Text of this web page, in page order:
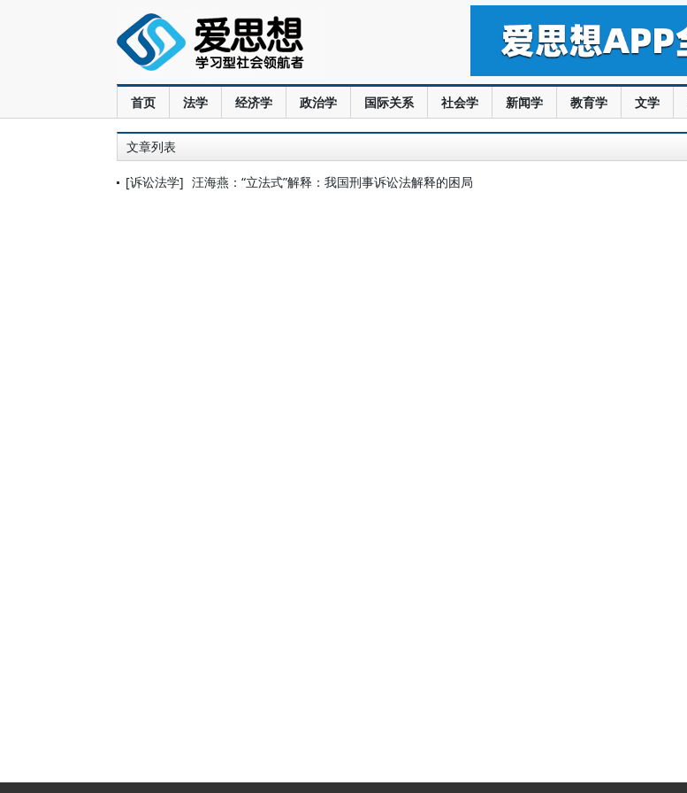
首页 法学 经济学 政治学 国际关系 社会学 新闻学 教育学 文学
文章列表
[诉讼法学] 汪海燕：“立法式”解释：我国刑事诉讼法解释的困局